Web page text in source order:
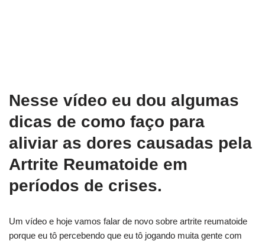
Nesse vídeo eu dou algumas
dicas de como faço para
aliviar as dores causadas pela
Artrite Reumatoide em
períodos de crises.
Um vídeo e hoje vamos falar de novo sobre artrite reumatoide
porque eu tô percebendo que eu tô jogando muita gente com